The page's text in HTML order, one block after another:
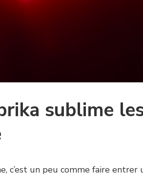
sublime
c’est un peu comme faire